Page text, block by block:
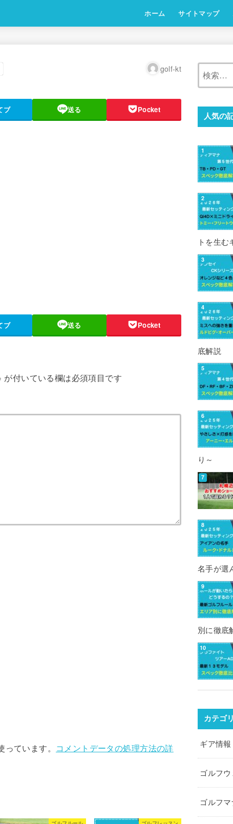
ホーム サイトマップ
golf-kt
ブ 送る Pocket
ブ 送る Pocket
が付いている欄は必須項目です
ています。 コメントデータの処理方法の詳
人気の
トを生む
底解説
り～
名手が選
別に徹底
カテゴ
ギア情報
ゴルフ
ゴルフ